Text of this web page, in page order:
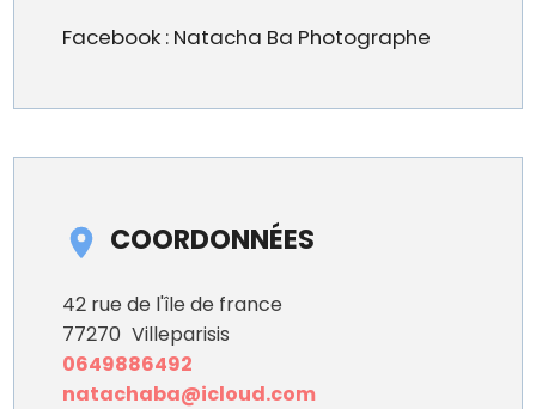
Facebook : Natacha Ba Photographe
COORDONNÉES
42 rue de l'île de france
77270 Villeparisis
0649886492
natachaba@icloud.com